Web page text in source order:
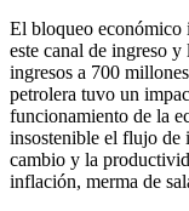
El bloqueo económico
este canal de ingreso
ingresos a 700
petrolera tuvo un
funcionamiento de la
insostenible el flujo de
cambio y la
inflación, merma de